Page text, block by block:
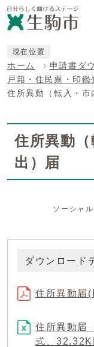
現在位置
ホーム
申請書ダ
戸籍・住民票・印
住所異動（転入・市
住所異動
出）届
ソーシャ
ダウンロード
住所異動届
住所異動届
式、